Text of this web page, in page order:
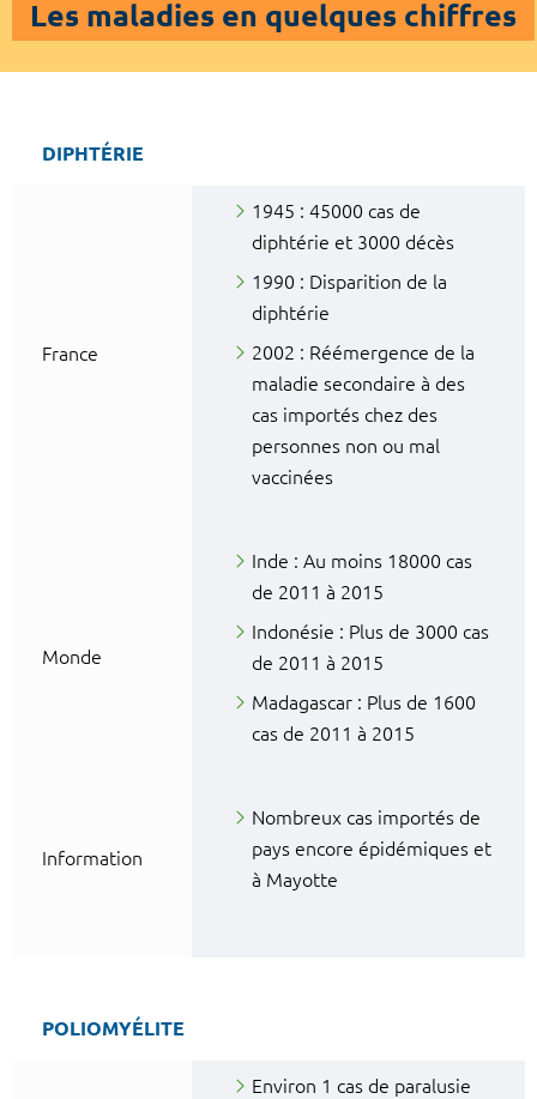
Les maladies en quelques chiffres
DIPHTÉRIE
France
1945 : 45000 cas de
diphtérie et 3000 décès
1990 : Disparition de la
diphtérie
2002 : Réémergence de la
maladie secondaire à des
cas importés chez des
personnes non ou mal
vaccinées
Monde
Inde : Au moins 18000 cas
de 2011 à 2015
Indonésie : Plus de 3000 cas
de 2011 à 2015
Madagascar : Plus de 1600
cas de 2011 à 2015
Information
Nombreux cas importés de
pays encore épidémiques et
à Mayotte
POLIOMYÉLITE
Environ 1 cas de paralusie